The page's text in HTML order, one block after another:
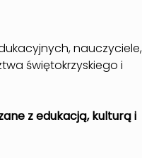
nauczyciele,
świętokrzyskiego i
z edukacją, kulturą i